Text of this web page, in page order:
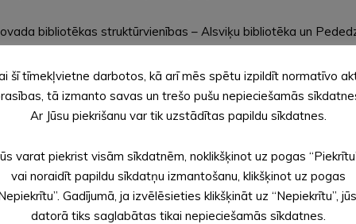
bibliotēkas struktūrvienības – Alsviķu bibliotēka un
11.03.2025. Mārkalnes bibliotēka – no 28.02.2025….
iniciatīvās un sociālās palīdzības
grozījumiem divos saistošajos noteikumos “Par
šī tīmekļvietne darbotos, kā arī mēs spētu izpildīt normatīvo
tā izmanto savas un trešo pušu nepieciešamās
Ar Jūsu piekrišanu var tik uzstādītas papildu sīkdatnes.
varat piekrist visām sīkdatnēm, noklikšķinot uz pogas
vai noraidīt papildu sīkdatņu izmantošanu, klikšķinot uz pogas
Gadījumā, ja izvēlēsieties klikšķināt uz “Nepiekrītu”,
datorā tiks saglabātas tikai nepieciešamās sīkdatnes.